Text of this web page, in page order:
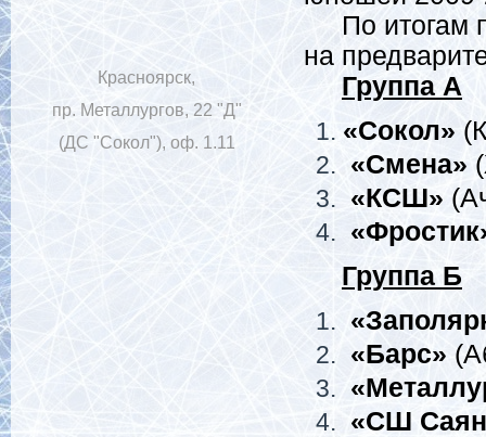
Красноярск,
пр. Металлургов, 22 "Д"
(ДС "Сокол"), оф. 1.11
По итогам
на
Группа А
«Сокол»
«Смена»
«КСШ»
Группа Б
«Барс»
«СШ